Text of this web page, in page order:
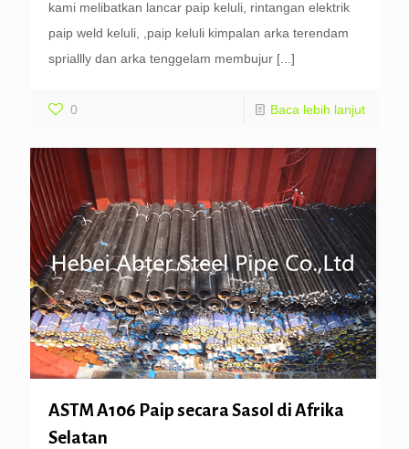
kami melibatkan lancar paip keluli, rintangan elektrik
paip weld keluli, ,paip keluli kimpalan arka terendam
spriallly dan arka tenggelam membujur [...]
0 Baca lebih lanjut
ASTM A106 Paip secara Sasol di Afrika
Selatan